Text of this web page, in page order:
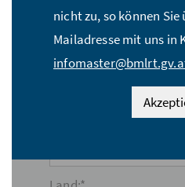
nicht zu, so können Sie
Mailadresse mit uns in
PLZ:*